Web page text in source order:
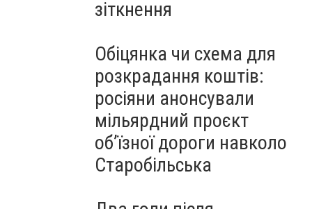
зіткнення
Обіцянка чи схема для
розкрадання коштів:
росіяни анонсували
мільярдний проєкт
об’їзної дороги навколо
Старобільська